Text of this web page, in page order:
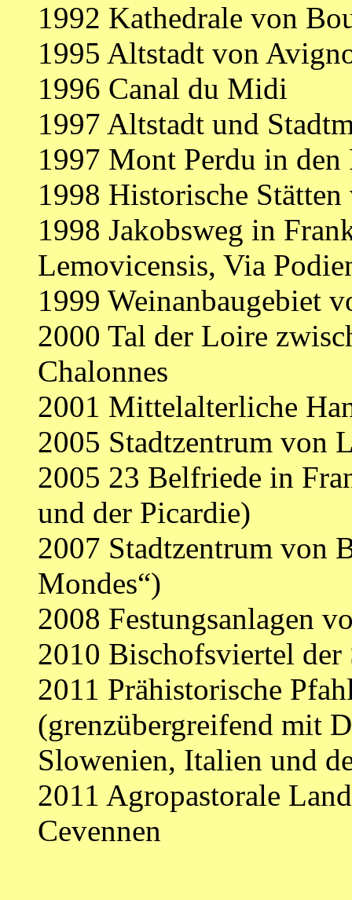
1992 Kathedrale von
1995 Altstadt von
1996 Canal du Midi
1997 Altstadt und
1997 Mont Perdu in den
1998 Historische
1998 Jakobsweg in
Lemovicensis, Via
1999 Weinanbaugebiet
2000 Tal der Loire
Chalonnes
2001 Mittelalterliche
2005 Stadtzentrum von
2005 23 Belfriede in
und der Picardie)
2007 Stadtzentrum von
Mondes“)
2008 Festungsanlagen
2010 Bischofsviertel
2011 Prähistorische
(grenzübergreifend mit
Slowenien, Italien und
2011 Agropastorale
Cevennen